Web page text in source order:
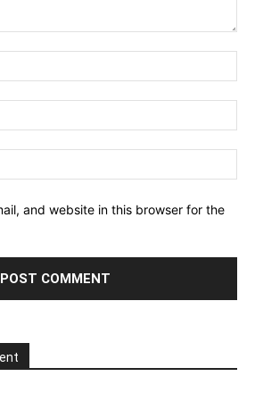
and website in this browser for the